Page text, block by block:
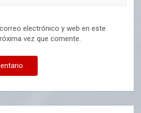
electrónico y web en este
vez que comente.